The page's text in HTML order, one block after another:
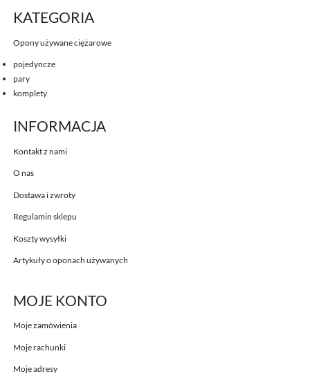
KATEGORIA
Opony używane ciężarowe
pojedyncze
pary
komplety
INFORMACJA
Kontakt z nami
O nas
Dostawa i zwroty
Regulamin sklepu
Koszty wysyłki
Artykuły o oponach używanych
MOJE KONTO
Moje zamówienia
Moje rachunki
Moje adresy